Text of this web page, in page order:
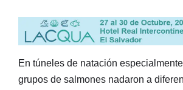
En túneles de natación
grupos de salmones nadaron a